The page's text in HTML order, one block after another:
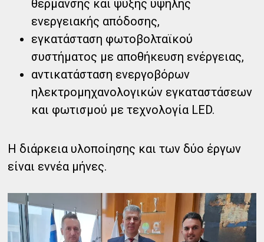
θέρμανσης και ψύξης υψηλής
ενεργειακής απόδοσης,
εγκατάσταση φωτοβολταϊκού
συστήματος με αποθήκευση ενέργειας,
αντικατάσταση ενεργοβόρων
ηλεκτρομηχανολογικών εγκαταστάσεων
και φωτισμού με τεχνολογία LED.
Η διάρκεια υλοποίησης και των δύο έργων
είναι εννέα μήνες.